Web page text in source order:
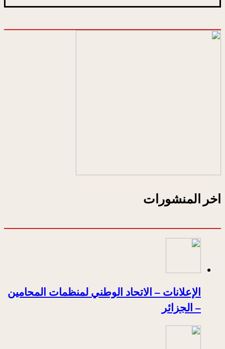
اخر المنشورات
الإعلانات – الاتحاد الوطني لمنظمات المحامين
– الجزائر